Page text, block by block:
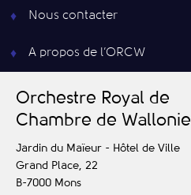
Nous contacter
A propos de l’ORCW
Orchestre Royal de
Chambre de Wallonie
Jardin du Maïeur - Hôtel de Ville
Grand Place, 22
B-7000 Mons